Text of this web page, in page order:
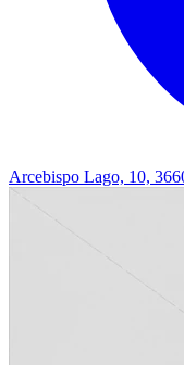
Arcebispo Lago, 10,